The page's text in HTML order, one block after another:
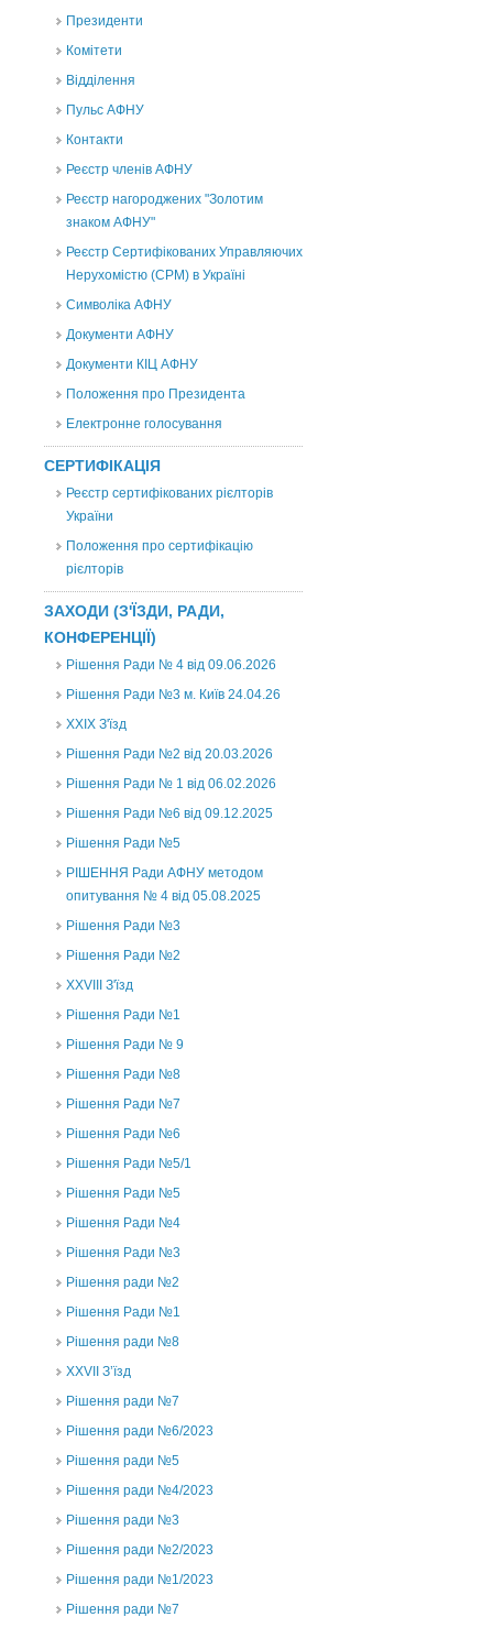
Президенти
Комітети
Відділення
Пульс АФНУ
Контакти
Реєстр членів АФНУ
Реєстр нагороджених "Золотим
знаком АФНУ"
Реєстр Сертифікованих Управляючих
Нерухомістю (CPM) в Україні
Символіка АФНУ
Документи АФНУ
Документи КІЦ АФНУ
Положення про Президента
Електронне голосування
СЕРТИФІКАЦІЯ
Реєстр сертифікованих рієлторів
України
Положення про сертифікацію
рієлторів
ЗАХОДИ (З'ЇЗДИ, РАДИ,
КОНФЕРЕНЦІЇ)
Рішення Ради № 4 від 09.06.2026
Рішення Ради №3 м. Київ 24.04.26
XXІХ З'їзд
Рішення Ради №2 від 20.03.2026
Рішення Ради № 1 від 06.02.2026
Рішення Ради №6 від 09.12.2025
Рішення Ради №5
РІШЕННЯ Ради АФНУ методом
опитування № 4 від 05.08.2025
Рішення Ради №3
Рішення Ради №2
XXVIII З'їзд
Рішення Ради №1
Рішення Ради № 9
Рішення Ради №8
Рішення Ради №7
Рішення Ради №6
Рішення Ради №5/1
Рішення Ради №5
Рішення Ради №4
Рішення Ради №3
Рішення ради №2
Рішення Ради №1
Рішення ради №8
ХХVII З’їзд
Рішення ради №7
Рішення ради №6/2023
Рішення ради №5
Рішення ради №4/2023
Рішення ради №3
Рішення ради №2/2023
Рішення ради №1/2023
Рішення ради №7